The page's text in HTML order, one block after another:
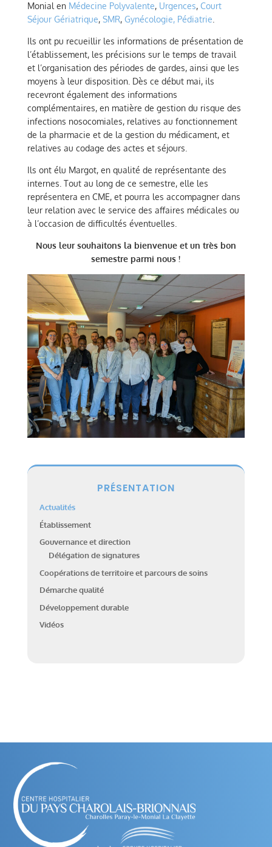
Monial en Médecine Polyvalente, Urgences, Court
Séjour Gériatrique, SMR, Gynécologie, Pédiatrie
Ils ont pu recueillir les informations de présentation de
l’établissement, les précisions sur le temps de travail
et l’organisation des périodes de gardes, ainsi que les
moyens à leur disposition. Dès ce début mai, ils
recevront également des informations
complémentaires, en matière de gestion du risque des
infections nosocomiales, relatives au fonctionnement
de la pharmacie et de la gestion du médicament, et
relatives au codage des actes et séjours.
Ils ont élu Margot, en qualité de représentante des
internes. Tout au long de ce semestre, elle les
représentera en CME, et pourra les accompagner dans
leur relation avec le service des affaires médicales ou
à l’occasion de difficultés éventuelles.
Nous leur souhaitons la bienvenue et un très bon
semestre parmi nous !
PRÉSENTATION
Actualités
Établissement
Gouvernance et direction
Délégation de signatures
Coopérations de territoire et parcours de soins
Démarche qualité
Développement durable
Vidéos